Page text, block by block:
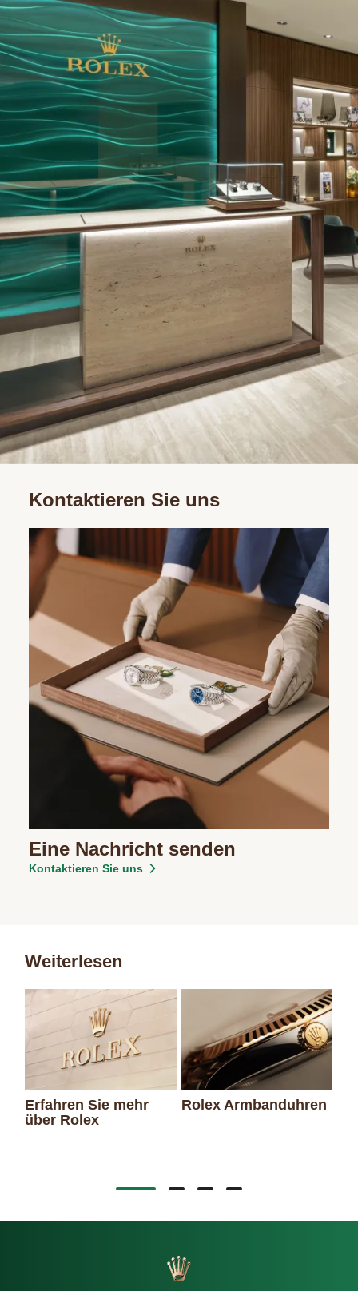
Kontaktieren Sie uns
Eine Nachricht senden
Kontaktieren Sie uns
Weiterlesen
Erfahren Sie mehr
über Rolex
Rolex Armbanduhren